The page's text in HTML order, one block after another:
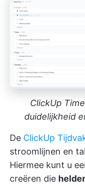
ClickUp
duidelijkheid
De ClickUp
stroomlijnen en
Hiermee kunt u
creëren die